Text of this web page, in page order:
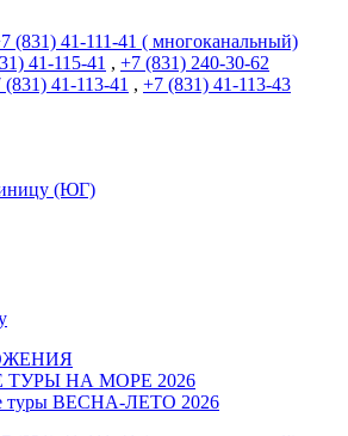
(831) 41-111-41 ( многоканальный)
41-115-41 , +7 (831) 240-30-62
(831) 41-113-41 , +7 (831) 41-113-43
(ЮГ)
НА МОРЕ 2026
туры ВЕСНА-ЛЕТО 2026